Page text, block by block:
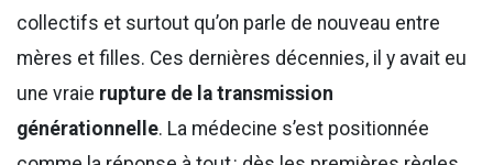
collectifs et surtout qu’on parle de nouveau entre
mères et filles. Ces dernières décennies, il y avait eu
une vraie rupture de la transmission
générationnelle. La médecine s’est positionnée